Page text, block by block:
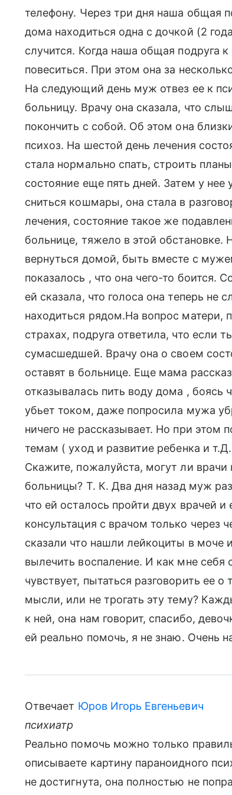
телефону. Через три дня наша общая
дома находиться одна с дочкой (2
случится. Когда наша общая подруга
повеситься. При этом она за
На следующий день муж отвез ее к
больницу. Врачу она сказала, что
покончить с собой. Об этом она
психоз. На шестой день лечения
стала нормально спать, строить
состояние еще пять дней. Затем у нее
сниться кошмары, она стала в
лечения, состояние такое же
больнице, тяжело в этой
вернуться домой, быть вместе с
показалось , что она чего-то боится.
ей сказала, что голоса она теперь не
находиться рядом.На вопрос матери,
страхах, подруга ответила, что если
сумасшедшей. Врачу она о своем
оставят в больнице. Еще мама
отказывалась пить воду дома , боясь
убьет током, даже попросила мужа
ничего не рассказывает. Но при этом
темам ( уход и развитие ребенка и
Скажите, пожалуйста, могут ли врачи
больницы? Т. К. Два дня назад муж
что ей осталось пройти двух врачей
консультация с врачом только через
сказали что нашли лейкоциты в моче
вылечить воспаление. И как мне себя
чувствует, пытаться разговорить ее
мысли, или не трогать эту тему?
к ней, она нам говорит, спасибо,
ей реально помочь, я не знаю. Очень
Отвечает Юров Игорь Евгеньевич
психиатр
Реально помочь можно только
описываете картину параноидного
не достигнута, она полностью не